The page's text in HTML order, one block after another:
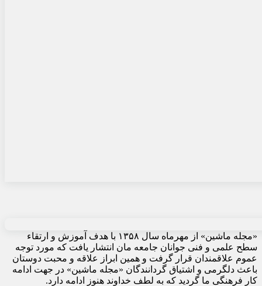
«مجله ماشین» از مهرماه سال ۱۳۵۸ با هدف آموزش و ارتقاء
سطح علمی و فنی جوانان جامعه مان انتشار یافت که مورد توجه
عموم علاقمندان قرار گرفت و همین ابراز علاقه و محبت دوستان
باعث دلگرمی و اشتیاق گردانندگان «مجله ماشین» در جهت ادامه
کار فرهنگی ما گردید که به لطف خداوند هنوز ادامه دارد.